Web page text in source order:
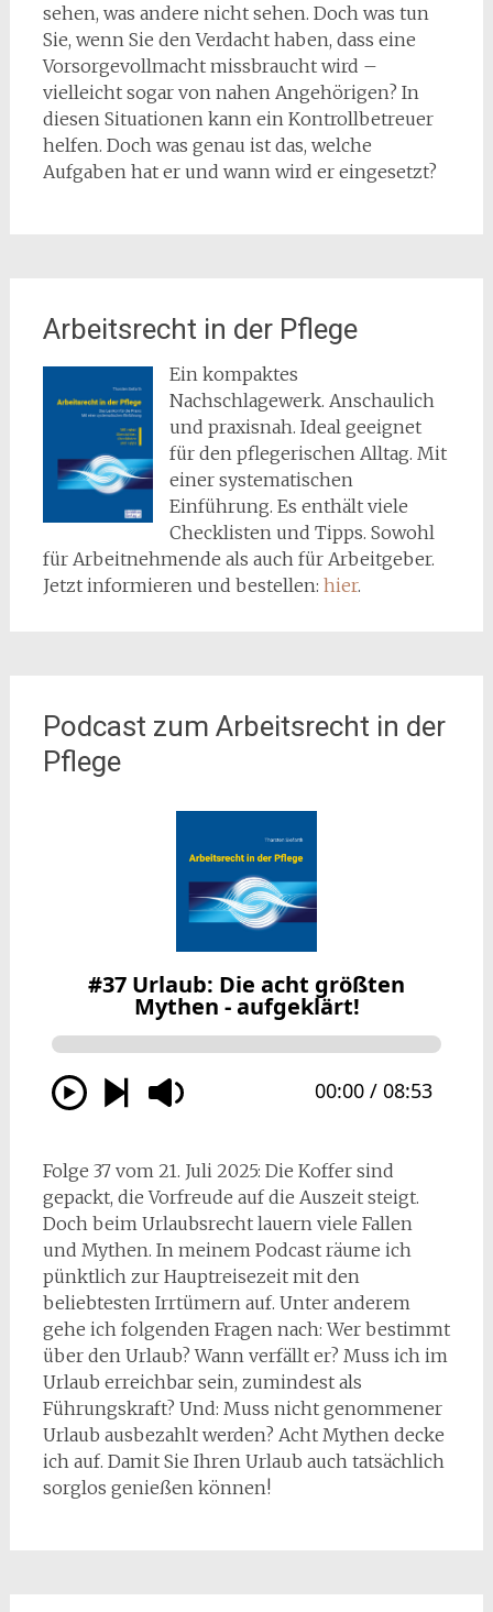
sehen, was andere nicht sehen. Doch was tun
Sie, wenn Sie den Verdacht haben, dass eine
Vorsorgevollmacht missbraucht wird –
vielleicht sogar von nahen Angehörigen? In
diesen Situationen kann ein Kontrollbetreuer
helfen. Doch was genau ist das, welche
Aufgaben hat er und wann wird er eingesetzt?
Arbeitsrecht in der Pflege
Ein kompaktes
Nachschlagewerk. Anschaulich
und praxisnah. Ideal geeignet
für den pflegerischen Alltag. Mit
einer systematischen
Einführung. Es enthält viele
Checklisten und Tipps. Sowohl
für Arbeitnehmende als auch für Arbeitgeber.
Jetzt informieren und bestellen: hier.
Podcast zum Arbeitsrecht in der
Pflege
Folge 37 vom 21. Juli 2025: Die Koffer sind
gepackt, die Vorfreude auf die Auszeit steigt.
Doch beim Urlaubsrecht lauern viele Fallen
und Mythen. In meinem Podcast räume ich
pünktlich zur Hauptreisezeit mit den
beliebtesten Irrtümern auf. Unter anderem
gehe ich folgenden Fragen nach: Wer bestimmt
über den Urlaub? Wann verfällt er? Muss ich im
Urlaub erreichbar sein, zumindest als
Führungskraft? Und: Muss nicht genommener
Urlaub ausbezahlt werden? Acht Mythen decke
ich auf. Damit Sie Ihren Urlaub auch tatsächlich
sorglos genießen können!